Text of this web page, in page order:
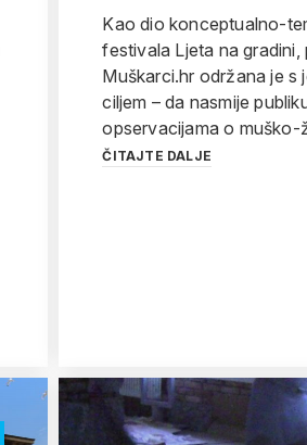
Kao dio konceptualno-
festivala Ljeta na gradini,
Muškarci.hr održana je s
ciljem – da nasmije
opservacijama o muško-
ČITAJTE DALJE